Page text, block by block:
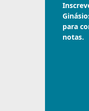
para
notas.